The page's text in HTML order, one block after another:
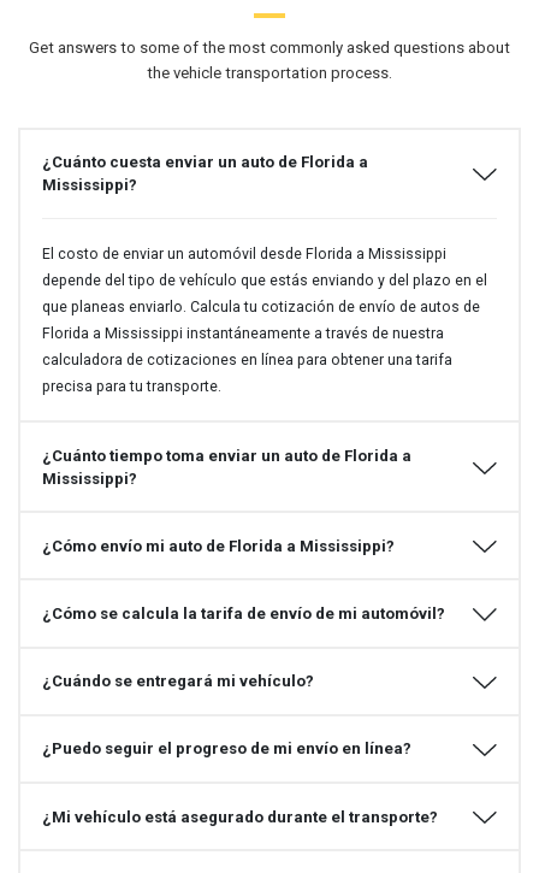
Get answers to some of the most commonly asked questions about
the vehicle transportation process.
¿Cuánto cuesta enviar un auto de Florida a
Mississippi?
El costo de enviar un automóvil desde Florida a Mississippi
depende del tipo de vehículo que estás enviando y del plazo en el
que planeas enviarlo. Calcula tu cotización de envío de autos de
Florida a Mississippi instantáneamente a través de nuestra
calculadora de cotizaciones en línea para obtener una tarifa
precisa para tu transporte.
¿Cuánto tiempo toma enviar un auto de Florida a
Mississippi?
¿Cómo envío mi auto de Florida a Mississippi?
¿Cómo se calcula la tarifa de envío de mi automóvil?
¿Cuándo se entregará mi vehículo?
¿Puedo seguir el progreso de mi envío en línea?
¿Mi vehículo está asegurado durante el transporte?